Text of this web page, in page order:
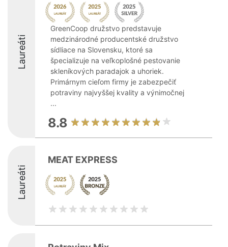
Laureáti
GreenCoop družstvo predstavuje
medzinárodné producentské družstvo
sídliace na Slovensku, ktoré sa
špecializuje na veľkoplošné pestovanie
skleníkových paradajok a uhoriek.
Primárnym cieľom firmy je zabezpečiť
potraviny najvyššej kvality a výnimočnej
...
8.8
Laureáti
MEAT EXPRESS